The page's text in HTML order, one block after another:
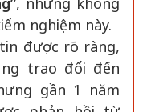
viên, việc ghi
đến tã mang